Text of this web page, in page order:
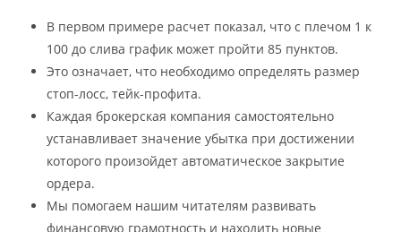
В первом примере расчет показал, что с плечом 1 к
100 до слива график может пройти 85 пунктов.
Это означает, что необходимо определять размер
стоп-лосс, тейк-профита.
Каждая брокерская компания самостоятельно
устанавливает значение убытка при достижении
которого произойдет автоматическое закрытие
ордера.
Мы помогаем нашим читателям развивать
финансовую грамотность и находить новые